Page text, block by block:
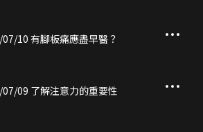
10 有腳板痛應盡早醫？
09 了解注意力的重要性